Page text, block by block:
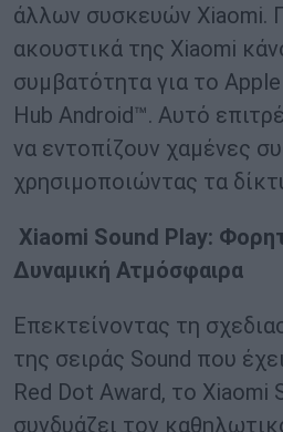
άλλων συσκευών Xiaomi.
ακουστικά της Xiaomi
συμβατότητα για το
Hub Android™. Αυτό
να εντοπίζουν χαμένες
χρησιμοποιώντας τα
Xiaomi Sound Play:
Δυναμική Ατμόσφαιρα
Επεκτείνοντας τη
της σειράς Sound που
Red Dot Award, το Xiaomi
συνδυάζει τον